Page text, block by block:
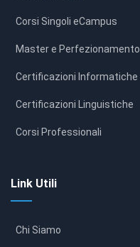
Corsi Singoli eCampus
Master e Perfezionamento
Certificazioni Informatiche
Certificazioni Linguistiche
Corsi Professionali
Link Utili
Chi Siamo